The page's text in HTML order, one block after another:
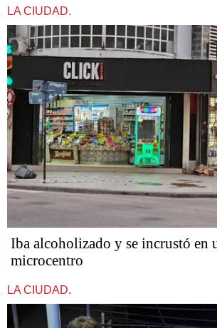
LA CIUDAD.
Iba alcoholizado y se incrustó en
microcentro
LA CIUDAD.